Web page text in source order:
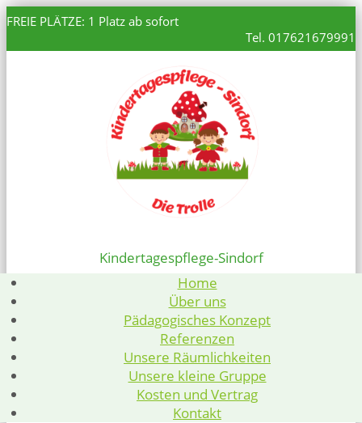
FREIE PLÄTZE: 1 Platz ab sofort
Tel. 017621679991
Kindertagespflege-Sindorf
Home
Über uns
Pädagogisches Konzept
Referenzen
Unsere Räumlichkeiten
Unsere kleine Gruppe
Kosten und Vertrag
Kontakt